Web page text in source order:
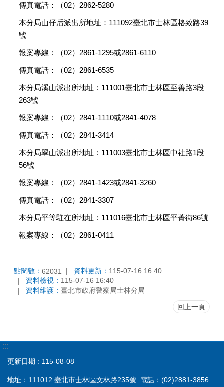
傳真電話：（02）2862-5280
本分局山仔后派出所地址：111092臺北市士林區格致路39
號
報案專線：（02）2861-1295或2861-6110
傳真電話：（02）2861-6535
本分局溪山派出所地址：111001臺北市士林區至善路3段
263號
報案專線：（02）2841-1110或2841-4078
傳真電話：（02）2841-3414
本分局翠山派出所地址：111003臺北市士林區中社路1段
56號
報案專線：（02）2841-1423或2841-3260
傳真電話：（02）2841-3307
本分局平等駐在所地址：111016臺北市士林區平菁街86號
報案專線：（02）2861-0411
點閱數： 62031 資料更新： 115-07-16 16:40
資料檢視： 115-07-16 16:40
資料維護： 臺北市政府警察局士林分局
回上一頁
:::
更新日期 115-08-08
地址： 111012 臺北市士林區文林路235號 電話：(02)2881-3856